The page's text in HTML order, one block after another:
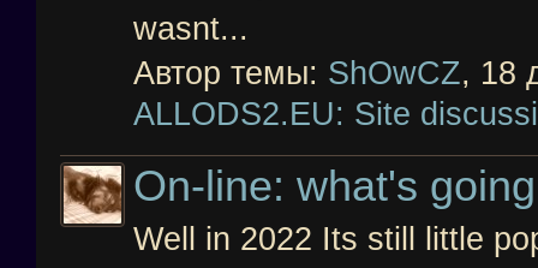
wasnt...
Автор темы: ShOwCZ, 18
ALLODS2.EU: Site
On-line: what's
Well in 2022 Its still little